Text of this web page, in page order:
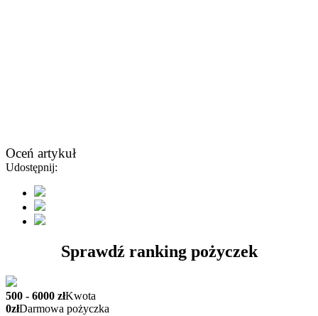
Oceń artykuł
Udostępnij:
Sprawdź ranking pożyczek
500 - 6000 złKwota
0złDarmowa pożyczka